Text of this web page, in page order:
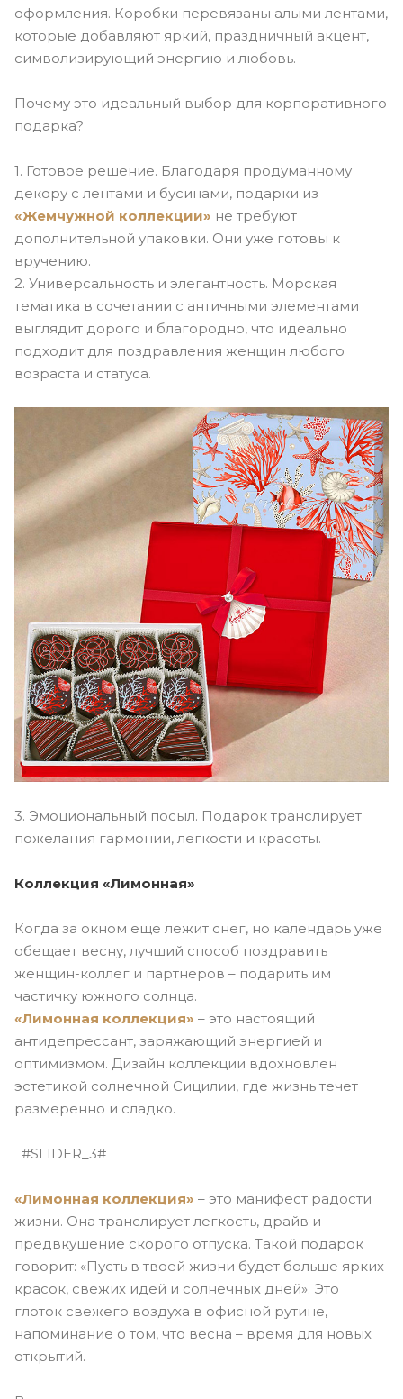
оформления. Коробки перевязаны алыми лентами,
которые добавляют яркий, праздничный акцент,
символизирующий энергию и любовь.
Почему это идеальный выбор для корпоративного
подарка?
1. Готовое решение. Благодаря продуманному
декору с лентами и бусинами, подарки из
«Жемчужной коллекции» не требуют
дополнительной упаковки. Они уже готовы к
вручению.
2. Универсальность и элегантность. Морская
тематика в сочетании с античными элементами
выглядит дорого и благородно, что идеально
подходит для поздравления женщин любого
возраста и статуса.
3. Эмоциональный посыл. Подарок транслирует
пожелания гармонии, легкости и красоты.
Коллекция «Лимонная»
Когда за окном еще лежит снег, но календарь уже
обещает весну, лучший способ поздравить
женщин-коллег и партнеров – подарить им
частичку южного солнца.
«Лимонная коллекция» – это настоящий
антидепрессант, заряжающий энергией и
оптимизмом. Дизайн коллекции вдохновлен
эстетикой солнечной Сицилии, где жизнь течет
размеренно и сладко.
#SLIDER_3#
«Лимонная коллекция» – это манифест радости
жизни. Она транслирует легкость, драйв и
предвкушение скорого отпуска. Такой подарок
говорит: «Пусть в твоей жизни будет больше ярких
красок, свежих идей и солнечных дней». Это
глоток свежего воздуха в офисной рутине,
напоминание о том, что весна – время для новых
открытий.